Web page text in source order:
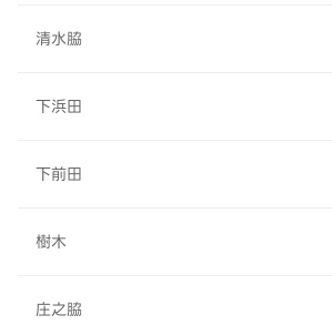
清水脇
下浜田
下前田
樹木
庄之脇